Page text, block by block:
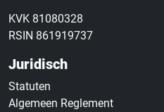
KVK 81080328
RSIN 861919737
Juridisch
Statuten
Algemeen Reglement